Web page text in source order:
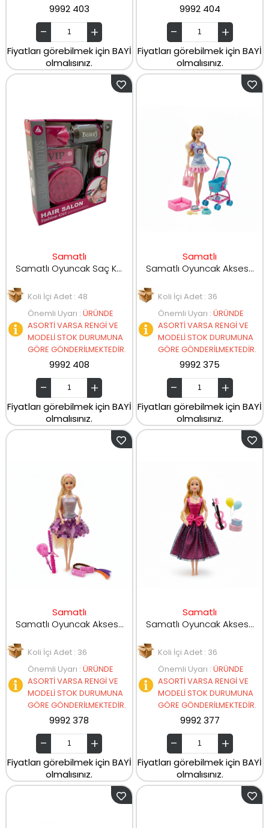
9992 403
Fiyatları görebilmek için BAYİ
olmalısınız.
9992 404
Fiyatları görebilmek için BAYİ
olmalısınız.
Samatlı
Samatlı Oyuncak Saç Kurutma Oyun Seti HJ624
Koli İçi Adet : 48
Önemli Uyarı : ÜRÜNDE
ASORTİ VARSA RENGİ VE
MODELİ STOK DURUMUNA
GÖRE GÖNDERİLMEKTEDİR.
9992 408
Fiyatları görebilmek için BAYİ
olmalısınız.
Samatlı
Samatlı Oyuncak Aksesuarlı Büyük Boy Bebek 2128-6
Koli İçi Adet : 36
Önemli Uyarı : ÜRÜNDE
ASORTİ VARSA RENGİ VE
MODELİ STOK DURUMUNA
GÖRE GÖNDERİLMEKTEDİR.
9992 375
Fiyatları görebilmek için BAYİ
olmalısınız.
Samatlı
Samatlı Oyuncak Aksesuarlı Büyük Boy Bebek 2388-1-2-3
Koli İçi Adet : 36
Önemli Uyarı : ÜRÜNDE
ASORTİ VARSA RENGİ VE
MODELİ STOK DURUMUNA
GÖRE GÖNDERİLMEKTEDİR.
9992 378
Fiyatları görebilmek için BAYİ
olmalısınız.
Samatlı
Samatlı Oyuncak Aksesuarlı Büyük Boy Bebek 2118-1-2-3
Koli İçi Adet : 36
Önemli Uyarı : ÜRÜNDE
ASORTİ VARSA RENGİ VE
MODELİ STOK DURUMUNA
GÖRE GÖNDERİLMEKTEDİR.
9992 377
Fiyatları görebilmek için BAYİ
olmalısınız.